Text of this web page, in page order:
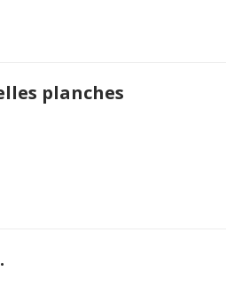
planches